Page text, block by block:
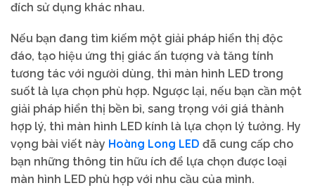
đích sử dụng khác nhau.
Nếu bạn đang tìm kiếm một giải pháp hiển thị độc
đáo, tạo hiệu ứng thị giác ấn tượng và tăng tính
tương tác với người dùng, thì màn hình LED trong
suốt là lựa chọn phù hợp. Ngược lại, nếu bạn cần một
giải pháp hiển thị bền bỉ, sang trọng với giá thành
hợp lý, thì màn hình LED kính là lựa chọn lý tưởng. Hy
vọng bài viết này Hoàng Long LED đã cung cấp cho
bạn những thông tin hữu ích để lựa chọn được loại
màn hình LED phù hợp với nhu cầu của mình.